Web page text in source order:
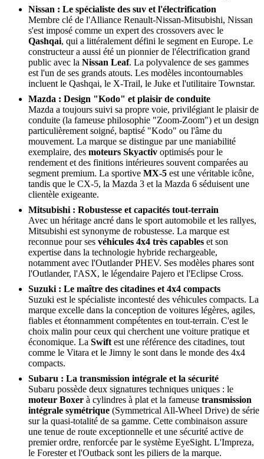
Nissan : Le spécialiste des suv et l'électrification
Membre clé de l'Alliance Renault-Nissan-Mitsubishi, Nissan
s'est imposé comme un expert des crossovers avec le
Qashqai, qui a littéralement défini le segment en Europe. Le
constructeur a aussi été un pionnier de l'électrification grand
public avec la Nissan Leaf. La polyvalence de ses gammes
est l'un de ses grands atouts. Les modèles incontournables
incluent le Qashqai, le X-Trail, le Juke et l'utilitaire Townstar.
Mazda : Design "Kodo" et plaisir de conduite
Mazda a toujours suivi sa propre voie, privilégiant le plaisir de
conduite (la fameuse philosophie "Zoom-Zoom") et un design
particulièrement soigné, baptisé "Kodo" ou l'âme du
mouvement. La marque se distingue par une maniabilité
exemplaire, des moteurs Skyactiv optimisés pour le
rendement et des finitions intérieures souvent comparées au
segment premium. La sportive MX-5 est une véritable icône,
tandis que le CX-5, la Mazda 3 et la Mazda 6 séduisent une
clientèle exigeante.
Mitsubishi : Robustesse et capacités tout-terrain
Avec un héritage ancré dans le sport automobile et les rallyes,
Mitsubishi est synonyme de robustesse. La marque est
reconnue pour ses véhicules 4x4 très capables et son
expertise dans la technologie hybride rechargeable,
notamment avec l'Outlander PHEV. Ses modèles phares sont
l'Outlander, l'ASX, le légendaire Pajero et l'Eclipse Cross.
Suzuki : Le maître des citadines et 4x4 compacts
Suzuki est le spécialiste incontesté des véhicules compacts. La
marque excelle dans la conception de voitures légères, agiles,
fiables et étonnamment compétentes en tout-terrain. C'est le
choix malin pour ceux qui cherchent une voiture pratique et
économique. La Swift est une référence des citadines, tout
comme le Vitara et le Jimny le sont dans le monde des 4x4
compacts.
Subaru : La transmission intégrale et la sécurité
Subaru possède deux signatures techniques uniques : le
moteur Boxer à cylindres à plat et la fameuse transmission
intégrale symétrique (Symmetrical All-Wheel Drive) de série
sur la quasi-totalité de sa gamme. Cette combinaison assure
une tenue de route exceptionnelle et une sécurité active de
premier ordre, renforcée par le système EyeSight. L'Impreza,
le Forester et l'Outback sont les piliers de la marque.